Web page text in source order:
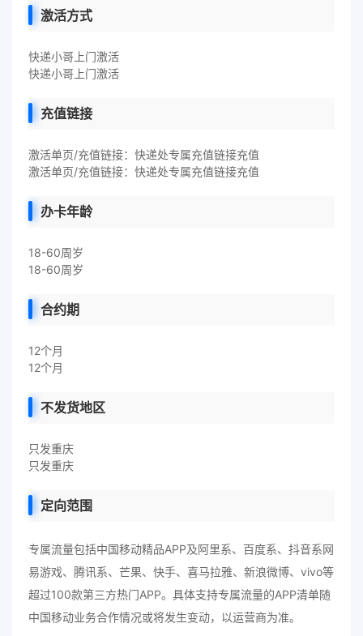
激活方式
快递小哥上门激活
快递小哥上门激活
充值链接
激活单页/充值链接：快递处专属充值链接充值
激活单页/充值链接：快递处专属充值链接充值
办卡年龄
18-60周岁
18-60周岁
合约期
12个月
12个月
不发货地区
只发重庆
只发重庆
定向范围
专属流量包括中国移动精品APP及阿里系、百度系、抖音系网
易游戏、腾讯系、芒果、快手、喜马拉雅、新浪微博、vivo等
超过100款第三方热门APP。具体支持专属流量的APP清单随
中国移动业务合作情况或将发生变动，以运营商为准。